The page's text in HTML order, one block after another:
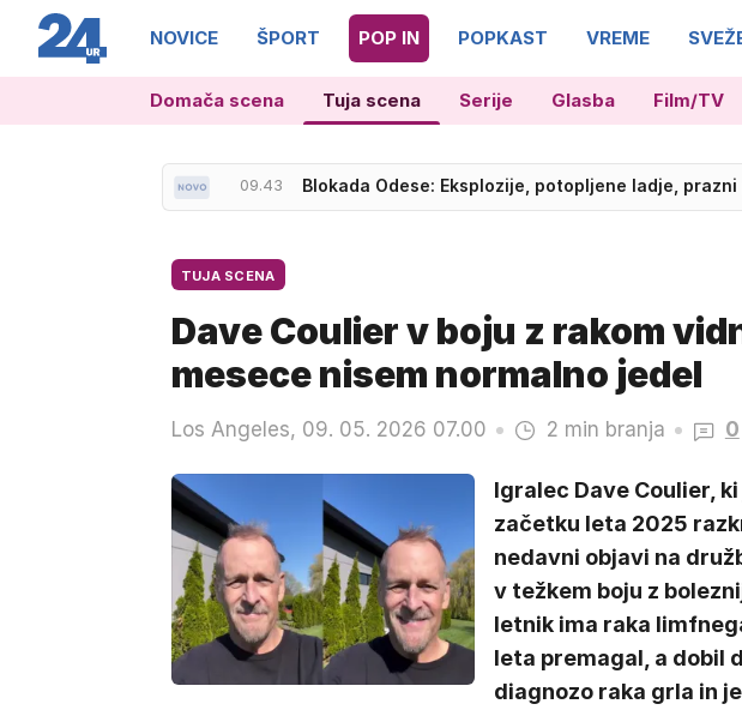
NOVICE ŠPORT POP IN POPKAST VREME
Domača scena Tuja scena Serije Glasba Film/TV
09.43 Blokada Odese: Eksplozije, potopljene ladje,
10.24 Nevihta v gorah, zdrsi, krušenje skal: posredoval
TUJA SCENA
Dave Coulier v boju z rakom
mesece nisem normalno jedel
Los Angeles, 09. 05. 2026 07.00 2 min branja 0
Igralec Dave Coulier,
začetku leta 2025
nedavni objavi na
v težkem boju z
letnik ima raka
leta premagal, a dobil
diagnozo raka grla in